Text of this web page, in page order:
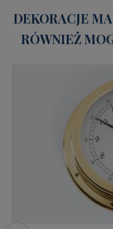
DEKORACJE
RÓWNIEŻ